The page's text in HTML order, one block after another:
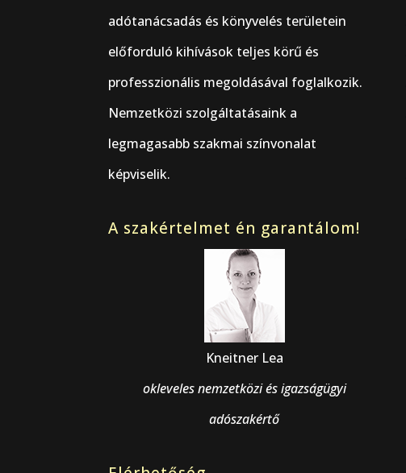
adótanácsadás és könyvelés területein
előforduló kihívások teljes körű és
professzionális megoldásával foglalkozik.
Nemzetközi szolgáltatásaink a
legmagasabb szakmai színvonalat
képviselik.
A szakértelmet én garantálom!
Kneitner Lea
okleveles nemzetközi és igazságügyi
adószakértő